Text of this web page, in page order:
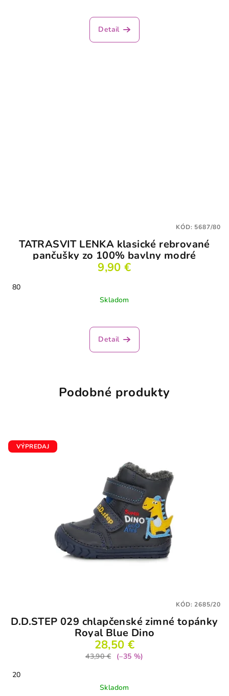
Detail
TATRASVIT LENKA klasické rebrované
pančušky zo 100% bavlny modré
9,90 €
80
Skladom
Detail
KÓD: 5687/80
Podobné produkty
VÝPREDAJ
D.D.STEP 029 chlapčenské zimné topánky
Royal Blue Dino
28,50 €
43,90 €
(–35 %)
20
Skladom
KÓD:2685/20